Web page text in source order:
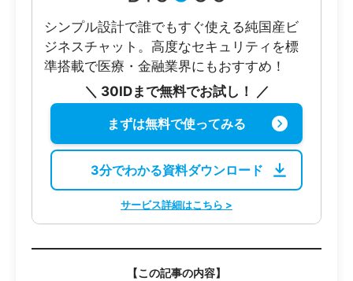
シンプル設計で誰でもすぐ使える純国産ビ
ジネスチャット。高度なセキュリティを標
準搭載で医療・金融業界にもおすすめ！
＼ 30IDまで無料でお試し！ ／
まずは無料で使ってみる
3分でわかる資料ダウンロード
サービス詳細はこちら >
【この記事の内容】